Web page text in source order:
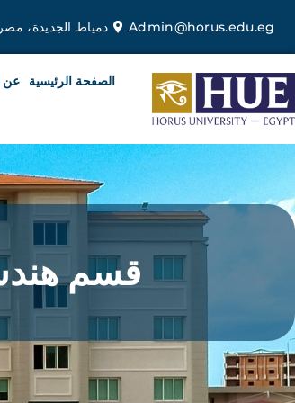
المحتوى
Admin@horus.edu.eg دمياط الجديدة، مصر
الصفحة الرئيسية عن
قسم